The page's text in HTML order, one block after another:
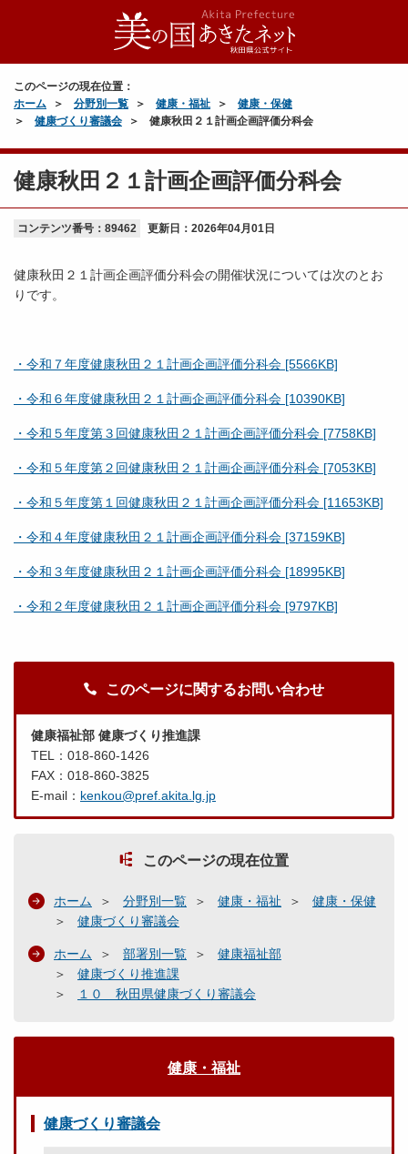
このページの現在位置：
ホーム
分野別一覧 健康・福祉
健康・保健
健康づくり審議会
健康秋田２１計画企画評価分科会
健康秋田２１計画企画評価分科会
コンテンツ番号：89462 更新日： 2026年04月01日
健康秋田２１計画企画評価分科会の開催状況については次のとお
りです。
・令和７年度健康秋田２１計画企画評価分科会 [5566KB]
・令和６年度健康秋田２１計画企画評価分科会 [10390KB]
・令和５年度第３回健康秋田２１計画企画評価分科会 [7758KB]
・令和５年度第２回健康秋田２１計画企画評価分科会 [7053KB]
・令和５年度第１回健康秋田２１計画企画評価分科会 [11653KB]
・令和４年度健康秋田２１計画企画評価分科会 [37159KB]
・令和３年度健康秋田２１計画企画評価分科会 [18995KB]
・令和２年度健康秋田２１計画企画評価分科会 [9797KB]
このページに関するお問い合わせ
健康福祉部 健康づくり推進課
TEL：018-860-1426
FAX：018-860-3825
E-mail： kenkou@pref.akita.lg.jp
このページの現在位置
ホーム 分野別一覧 健康・福祉
健康・保健
健康づくり審議会
ホーム 部署別一覧
健康福祉部
健康づくり推進課
１０ 秋田県健康づくり審議会
健康・福祉
健康づくり審議会